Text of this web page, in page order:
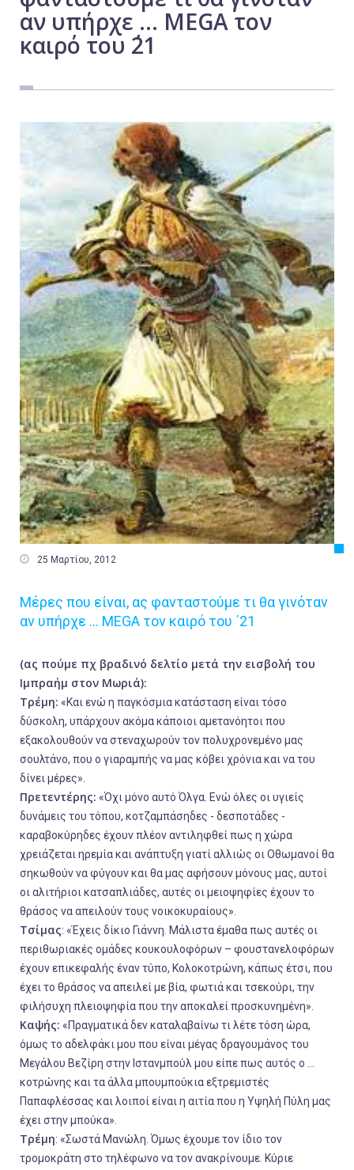
αν υπήρχε … MEGA τον
καιρό του ΄21
 25 Μαρτίου, 2012
Μέρες που είναι, ας φανταστούμε τι θα γινόταν
αν υπήρχε … MEGA τον καιρό του ΄21
(ας πούμε πχ βραδινό δελτίο μετά την εισβολή του
Ιμπραήμ στον Μωριά):
Τρέμη: «Και ενώ η παγκόσμια κατάσταση είναι τόσο
δύσκολη, υπάρχουν ακόμα κάποιοι αμετανόητοι που
εξακολουθούν να στεναχωρούν τον πολυχρονεμένο μας
σουλτάνο, που ο γιαραμπής να μας κόβει χρόνια και να του
δίνει μέρες».
Πρετεντέρης: «Όχι μόνο αυτό Όλγα. Ενώ όλες οι υγιείς
δυνάμεις του τόπου, κοτζαμπάσηδες - δεσποτάδες -
καραβοκύρηδες έχουν πλέον αντιληφθεί πως η χώρα
χρειάζεται ηρεμία και ανάπτυξη γιατί αλλιώς οι Οθωμανοί θα
σηκωθούν να φύγουν και θα μας αφήσουν μόνους μας, αυτοί
οι αλιτήριοι κατσαπλιάδες, αυτές οι μειοψηφίες έχουν το
θράσος να απειλούν τους νοικοκυραίους».
Τσίμας: «Έχεις δίκιο Γιάννη. Μάλιστα έμαθα πως αυτές οι
περιθωριακές ομάδες κουκουλοφόρων – φουστανελοφόρων
έχουν επικεφαλής έναν τύπο, Κολοκοτρώνη, κάπως έτσι, που
έχει το θράσος να απειλεί με βία, φωτιά και τσεκούρι, την
φιλήσυχη πλειοψηφία που την αποκαλεί προσκυνημένη».
Καψής: «Πραγματικά δεν καταλαβαίνω τι λέτε τόση ώρα,
όμως το αδελφάκι μου που είναι μέγας δραγουμάνος του
Μεγάλου Βεζίρη στην Ιστανμπούλ μου είπε πως αυτός ο …
κοτρώνης και τα άλλα μπουμπούκια εξτρεμιστές
Παπαφλέσσας και λοιποί είναι η αιτία που η Υψηλή Πύλη μας
έχει στην μπούκα».
Τρέμη: «Σωστά Μανώλη. Όμως έχουμε τον ίδιο τον
τρομοκράτη στο τηλέφωνο να τον ανακρίνουμε. Κύριε
Εργασία
Αγροτικά
Οικονομία
Πολιτική
Αθλητικά
Αστυνομικό Δελτίο